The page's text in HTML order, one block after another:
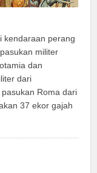
kendaraan perang
militer
dan
dari
Roma dari
37 ekor gajah